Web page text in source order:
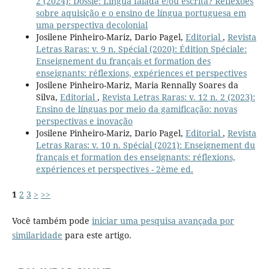
sobre aquisição e o ensino de língua portuguesa em
uma perspectiva decolonial
Josilene Pinheiro-Mariz, Dario Pagel, Editorial , Revista
Letras Raras: v. 9 n. Spécial (2020): Édition Spéciale:
Enseignement du français et formation des
enseignants: réflexions, expériences et perspectives
Josilene Pinheiro-Mariz, Maria Rennally Soares da
Silva, Editorial , Revista Letras Raras: v. 12 n. 2 (2023):
Ensino de línguas por meio da gamificação: novas
perspectivas e inovação
Josilene Pinheiro-Mariz, Dario Pagel, Editorial , Revista
Letras Raras: v. 10 n. Spécial (2021): Enseignement du
français et formation des enseignants: réflexions,
expériences et perspectives - 2ème ed.
1 2 3 > >>
Você também pode iniciar uma pesquisa avançada por
similaridade para este artigo.